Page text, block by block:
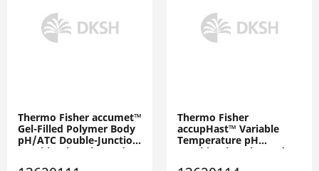
Thermo Fisher accumet™
Gel-Filled Polymer Body
pH/ATC Double-Junction
Combination Electrodes:
Thermo Fisher
accupHast™ Variable
Temperature pH
Combination Electrodes: